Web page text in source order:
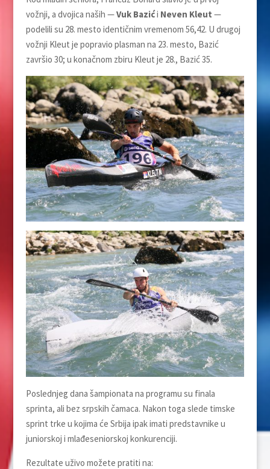
vožnji, a dvojica naših —Vuk Bazići Neven Kleut —
podelili su 28. mesto identičnim vremenom 56,42. U drugoj
vožnji Kleut je popravio plasman na 23. mesto, Bazić
završio 30; u konačnom zbiru Kleut je 28., Bazić 35.
Poslednjeg dana šampionata na programu su finala
sprinta, ali bez srpskih čamaca. Nakon toga slede timske
sprint trke u kojima će Srbija ipak imati predstavnike u
juniorskoj i mlađeseniorskoj konkurenciji.
Rezultate uživo možete pratiti na: